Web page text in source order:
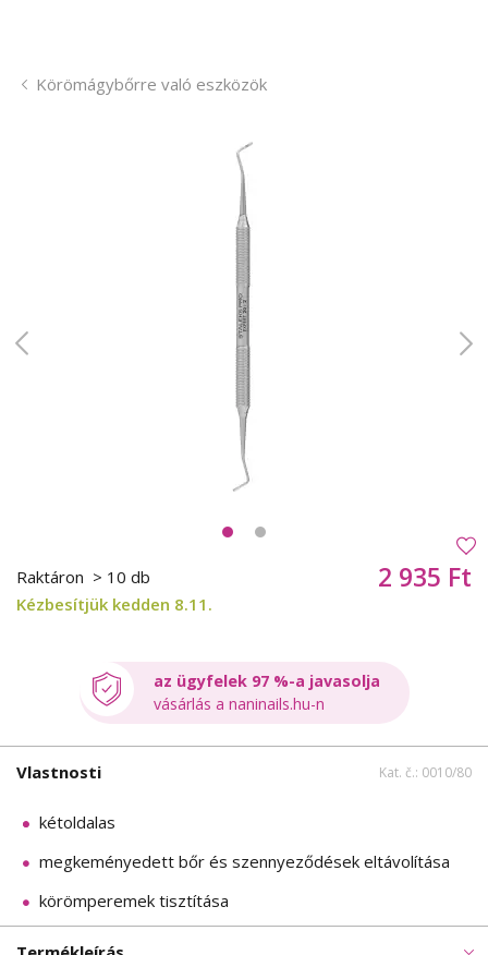
Körömágybőrre való eszközök
Raktáron > 10 db
Kézbesítjük kedden 8.11.
2 935 Ft
az ügyfelek 97 %-a javasolja
vásárlás a naninails.hu-n
Vlastnosti Kat. č.: 0010/80
kétoldalas
megkeményedett bőr és szennyeződések eltávolítása
körömperemek tisztítása